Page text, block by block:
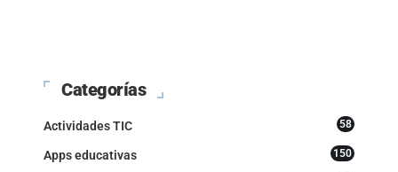
Categorías
Actividades TIC 58
Apps educativas 150